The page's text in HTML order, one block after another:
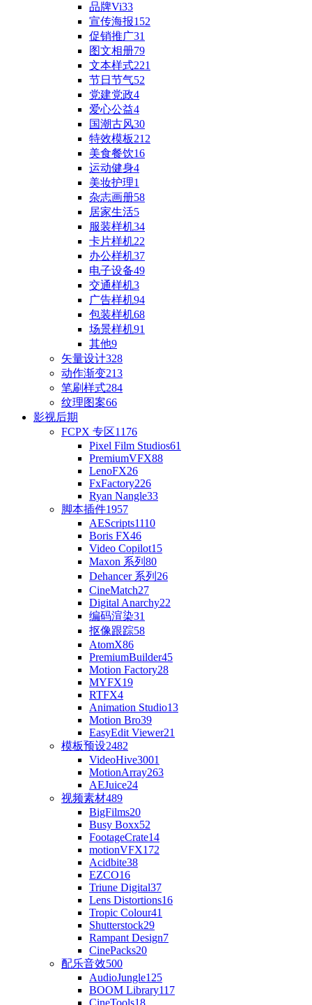
品牌Vi33
宣传海报152
促销推广31
图文相册79
文本样式221
节日节气52
党建党政4
爱心公益4
国潮古风30
特效模板212
美食餐饮16
运动健身4
美妆护理1
杂志画册58
居家生活5
服装样机34
卡片样机22
办公样机37
电子设备49
交通样机3
广告样机94
包装样机68
场景样机91
其他9
矢量设计328
动作渐变213
笔刷样式284
纹理图案66
影视后期
FCPX 专区1176
Pixel Film Studios61
PremiumVFX88
LenoFX26
FxFactory226
Ryan Nangle33
脚本插件1957
AEScripts1110
Boris FX46
Video Copilot15
Maxon 系列 80
Dehancer 系列 26
CineMatch27
Digital Anarchy22
编码渲染31
抠像跟踪58
AtomX86
PremiumBuilder45
Motion Factory28
MYFX19
RTFX4
Animation Studio13
Motion Bro39
EasyEdit Viewer21
模板预设2482
VideoHive3001
MotionArray263
AEJuice24
视频素材489
BigFilms20
Busy Boxx52
FootageCrate14
motionVFX172
Acidbite38
EZCO16
Triune Digital37
Lens Distortions16
Tropic Colour41
Shutterstock29
Rampant Design7
CinePacks20
配乐音效500
AudioJungle125
BOOM Library117
CineTools18